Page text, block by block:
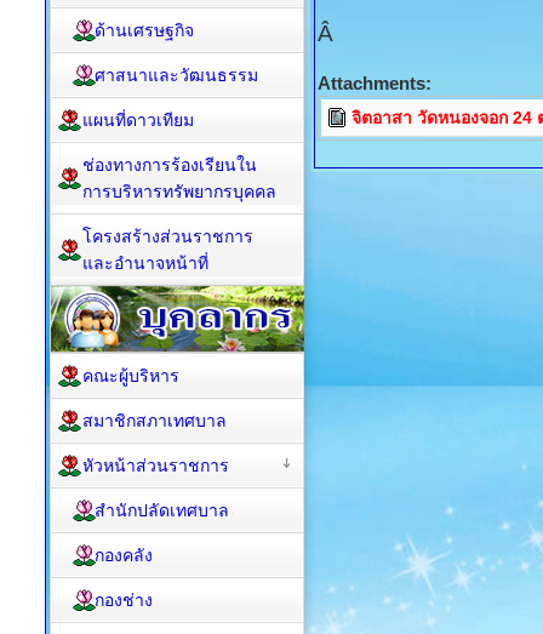
Â
Attachments:
จิตอาสา วัดหนองจอก 24
ด้านเศรษฐกิจ
ศาสนาและวัฒนธรรม
แผนที่ดาวเทียม
ช่องทางการร้องเรียนใน
การบริหารทรัพยากรบุคคล
โครงสร้างส่วนราชการ
และอำนาจหน้าที่
คณะผู้บริหาร
สมาชิกสภาเทศบาล
หัวหน้าส่วนราชการ
สำนักปลัดเทศบาล
กองคลัง
กองช่าง